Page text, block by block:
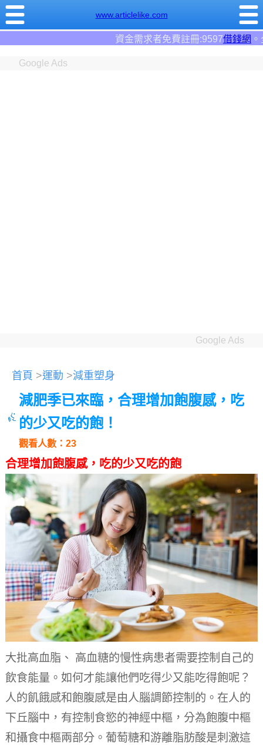
www.articlelike.com
借錢網。全台前三大借錢網站！
Google Ads
Google Ads
首頁 >運動 >減重塑身
減肥季已來臨，合理增加飽腹感，吃
的少又吃的飽！
觀看人數：23
合理增加飽腹感，吃的少又吃的飽
大批高血脂、 高血糖的慢性病患者需要控制自己的
飲食能量。 如何才能讓他們吃得少又能吃得飽呢？
人的飢餓感和飽腹感是由人腦調節控制的。 在人的
下丘腦中，有控制食慾的神經中樞，分為飽腹中樞
和攝食中樞兩部分。 葡萄糖和游離脂肪酸是刺激這